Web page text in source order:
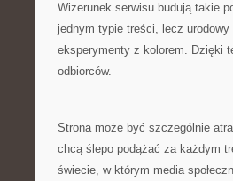
Wizerunek serwisu budują takie
jednym typie treści, lecz
eksperymenty z kolorem. Dzięki
odbiorców.
Strona może być szczególnie
chcą ślepo podążać za każdym
świecie, w którym media